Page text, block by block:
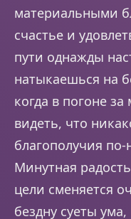
материальными
счастье и
пути однажды
натыкаешься на
когда в погоне
видеть, что
благополучия
Минутная
цели сменяется
бездну суеты